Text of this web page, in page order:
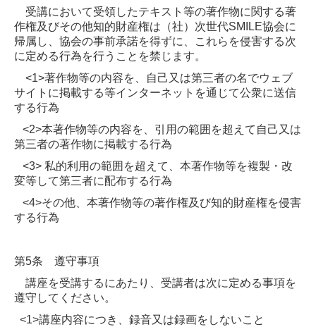
受講において受領したテキスト等の著作物に関する著
作権及びその他知的財産権は（社）次世代SMILE協会に
帰属し、協会の事前承諾を得ずに、これらを侵害する次
に定める行為を行うことを禁じます。
<1>著作物等の内容を、自己又は第三者の名でウェブ
サイトに掲載する等インターネットを通じて公衆に送信
する行為
<2>本著作物等の内容を、引用の範囲を超えて自己又は
第三者の著作物に掲載する行為
<3> 私的利用の範囲を超えて、本著作物等を複製・改
変等して第三者に配布する行為
<4>その他、本著作物等の著作権及び知的財産権を侵害
する行為
第5条 遵守事項
講座を受講するにあたり、受講者は次に定める事項を
遵守してください。
<1>講座内容につき、録音又は録画をしないこと